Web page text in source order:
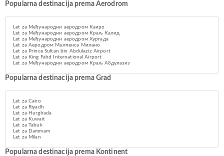
Popularna destinacija prema Aerodrom
Let za Међународни аеродром Каиро
Let za Међународни аеродром Краљ Калид
Let za Међународни аеродром Хургада
Let za Аеродром Малпенса Милано
Let za Prince Sultan bin Abdulaziz Airport
Let za King Fahd International Airport
Let za Међународни аеродром Краљ Абдулазиз
Popularna destinacija prema Grad
Let za Cairo
Let za Riyadh
Let za Hurghada
Let za Kuwait
Let za Tabuk
Let za Dammam
Let za Milan
Popularna destinacija prema Kontinent